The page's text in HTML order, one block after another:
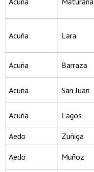
Acuña Lara
Acuña Barraza
Acuña San Juan
Acuña Lagos
Aedo Zuñiga
Aedo Muñoz